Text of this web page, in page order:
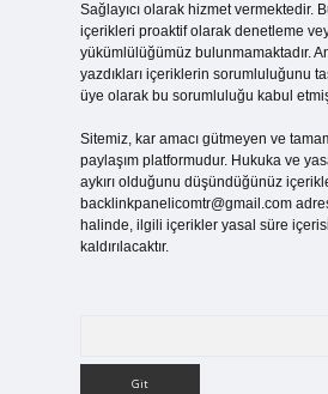
Sağlayıcı olarak hizmet vermektedir.
içerikleri proaktif olarak denetleme
yükümlülüğümüz bulunmamaktadır.
yazdıkları içeriklerin sorumluluğunu
üye olarak bu sorumluluğu kabul etmiş
Sitemiz, kar amacı gütmeyen ve
paylaşım platformudur. Hukuka ve
aykırı olduğunu düşündüğünüz
backlinkpanelicomtr@gmail.com
halinde, ilgili içerikler yasal süre
kaldırılacaktır.